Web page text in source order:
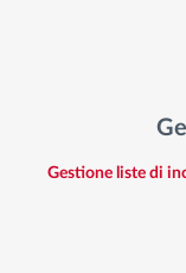
Gestione liste di